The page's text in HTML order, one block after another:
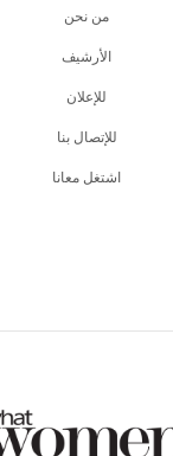
من نحن
اﻷرشيف
للإعلان
للإتصال بنا
اشتغل معانا